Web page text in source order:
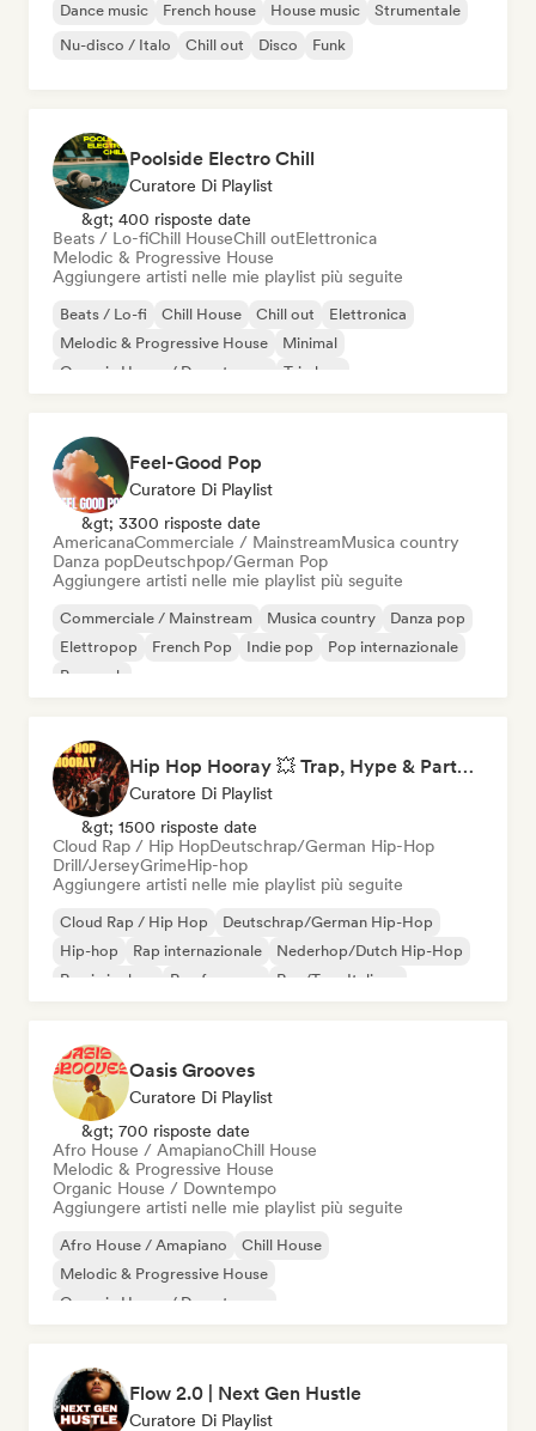
Dance music French house House music
Strumentale
Nu-disco / Italo
Chill out Disco Funk
Poolside Electro Chill
Curatore Di Playlist
&gt; 400 risposte date
Beats / Lo-fiChill HouseChill outElettronica
Melodic & Progressive House
Aggiungere artisti nelle mie playlist più seguite
Beats / Lo-fi Chill House Chill out
Elettronica
Melodic & Progressive House
Minimal
Organic House / Downtempo
Trip hop
Feel-Good Pop
Curatore Di Playlist
&gt; 3300 risposte date
AmericanaCommerciale / MainstreamMusica country
Danza popDeutschpop/German Pop
Aggiungere artisti nelle mie playlist più seguite
Commerciale / Mainstream Musica country
Danza pop
Elettropop
French Pop Indie pop
Pop internazionale
Pop rock
Hip Hop Hooray 💥 Trap, Hype & Party Rap Bangers
Curatore Di Playlist
&gt; 1500 risposte date
Cloud Rap / Hip HopDeutschrap/German Hip-Hop
Drill/JerseyGrimeHip-hop
Aggiungere artisti nelle mie playlist più seguite
Cloud Rap / Hip Hop
Deutschrap/German Hip-Hop
Hip-hop
Rap internazionale
Nederhop/Dutch Hip-Hop
Rap in inglese
Rap francese Rap/Trap Italiano
Oasis Grooves
Curatore Di Playlist
&gt; 700 risposte date
Afro House / AmapianoChill House
Melodic & Progressive House
Organic House / Downtempo
Aggiungere artisti nelle mie playlist più seguite
Afro House / Amapiano
Chill House
Melodic & Progressive House
Organic House / Downtempo
Flow 2.0 | Next Gen Hustle
Curatore Di Playlist